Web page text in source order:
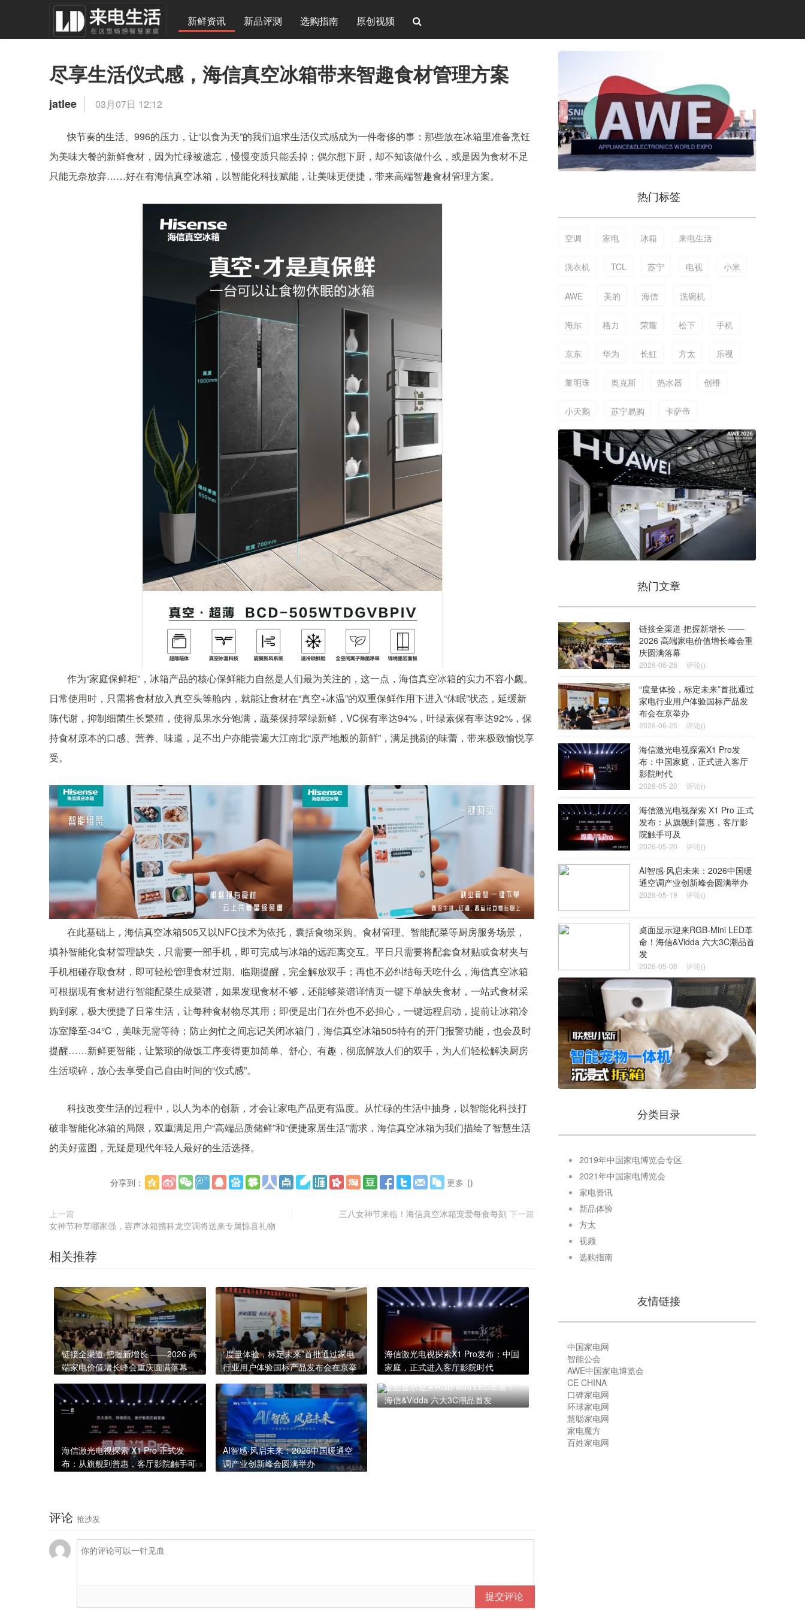
新鲜资讯 新品评测 选购指南 原创视频
尽享生活仪式感，海信真空冰箱带来智趣食材管理方案
jatlee 03月07日 12:12
快节奏的生活、996的压力，让“以食为天”的我们追求生活仪式感成为一件奢侈的事：那些放在冰箱里准备烹饪
为美味大餐的新鲜食材，因为忙碌被遗忘，慢慢变质只能丢掉；偶尔想下厨，却不知该做什么，或是因为食材不足
只能无奈放弃……好在有海信真空冰箱，以智能化科技赋能，让美味更便捷，带来高端智趣食材管理方案。
作为“家庭保鲜柜”，冰箱产品的核心保鲜能力自然是人们最为关注的，这一点，海信真空冰箱的实力不容小觑。
日常使用时，只需将食材放入真空头等舱内，就能让食材在“真空+冰温”的双重保鲜作用下进入“休眠”状态，延缓新
陈代谢，抑制细菌生长繁殖，使得瓜果水分饱满，蔬菜保持翠绿新鲜，VC保有率达94%，叶绿素保有率达92%，保
持食材原本的口感、营养、味道，足不出户亦能尝遍大江南北“原产地般的新鲜”，满足挑剔的味蕾，带来极致愉悦享
受。
在此基础上，海信真空冰箱505又以NFC技术为依托，囊括食物采购、食材管理、智能配菜等厨房服务场景，
填补智能化食材管理缺失，只需要一部手机，即可完成与冰箱的远距离交互。平日只需要将配套食材贴或食材夹与
手机相碰存取食材，即可轻松管理食材过期、临期提醒，完全解放双手；再也不必纠结每天吃什么，海信真空冰箱
可根据现有食材进行智能配菜生成菜谱，如果发现食材不够，还能够菜谱详情页一键下单缺失食材，一站式食材采
购到家，极大便捷了日常生活，让每种食材物尽其用；即便是出门在外也不必担心，一键远程启动，提前让冰箱冷
冻室降至-34℃，美味无需等待；防止匆忙之间忘记关闭冰箱门，海信真空冰箱505特有的开门报警功能，也会及时
提醒……新鲜更智能，让繁琐的做饭工序变得更加简单、舒心、有趣，彻底解放人们的双手，为人们轻松解决厨房
生活琐碎，放心去享受自己自由时间的“仪式感”。
科技改变生活的过程中，以人为本的创新，才会让家电产品更有温度。从忙碌的生活中抽身，以智能化科技打
破非智能化冰箱的局限，双重满足用户“高端品质储鲜”和“便捷家居生活”需求，海信真空冰箱为我们描绘了智慧生活
的美好蓝图，无疑是现代年轻人最好的生活选择。
分享到： 更多 ()
上一篇
女神节种草哪家强，容声冰箱携科龙空调将送来专属惊喜礼物
三八女神节来临！海信真空冰箱宠爱每食每刻 下一篇
相关推荐
链接全渠道·把握新增长 ——2026 高
端家电价值增长峰会重庆圆满落幕
“度量体验，标定未来”首批通过家电
行业用户体验国标产品发布会在京举
海信激光电视探索X1 Pro发布：中国
家庭，正式进入客厅影院时代
海信激光电视探索 X1 Pro 正式发
布：从旗舰到普惠，客厅影院触手可
AI智感·风启未来：2026中国暖通空
调产业创新峰会圆满举办
桌面显示迎来RGB-Mini LED革命！
海信&Vidda 六大3C潮品首发
评论 抢沙发
提交评论
热门标签
空调 家电 冰箱 来电生活
洗衣机 TCL 苏宁 电视 小米
AWE 美的 海信 洗碗机
海尔 格力 荣耀 松下 手机
京东 华为 长虹 方太 乐视
董明珠 奥克斯 热水器 创维
小天鹅 苏宁易购 卡萨帝
热门文章
链接全渠道·把握新增长 ——
2026 高端家电价值增长峰会重
庆圆满落幕
2026-06-26 评论()
“度量体验，标定未来”首批通过
家电行业用户体验国标产品发
布会在京举办
2026-06-25 评论()
海信激光电视探索X1 Pro发
布：中国家庭，正式进入客厅
影院时代
2026-05-20 评论()
海信激光电视探索 X1 Pro 正式
发布：从旗舰到普惠，客厅影
院触手可及
2026-05-20 评论()
AI智感·风启未来：2026中国暖
通空调产业创新峰会圆满举办
2026-05-19 评论()
桌面显示迎来RGB-Mini LED革
命！海信&Vidda 六大3C潮品首
发
2026-05-08 评论()
分类目录
2019年中国家电博览会专区
2021年中国家电博览会
家电资讯
新品体验
方太
视频
选购指南
友情链接
中国家电网
智能公会
AWE中国家电博览会
CE CHINA
口碑家电网
环球家电网
慧聪家电网
家电魔方
百姓家电网